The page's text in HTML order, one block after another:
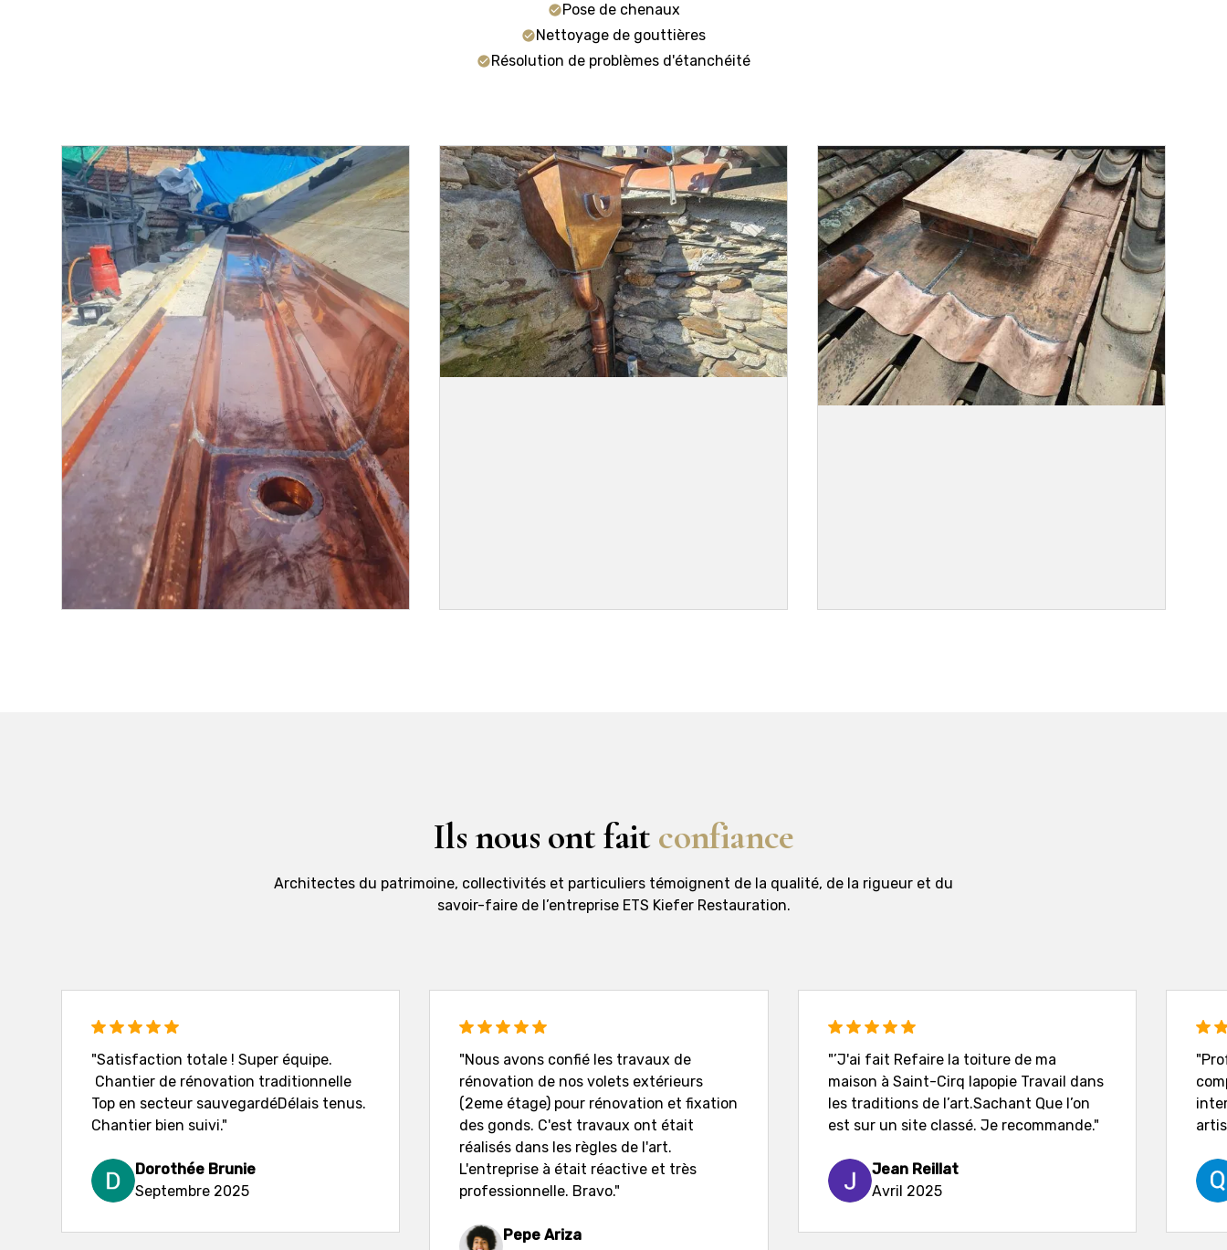
Pose de chenaux
Nettoyage de gouttières
Résolution de problèmes d'étanchéité
Ils nous ont faitconfiance
Architectes du patrimoine, collectivités et particuliers témoignent de la qualité, de la rigueur et du
savoir-faire de l’entreprise ETS Kiefer Restauration.
"Satisfaction totale ! Super équipe.
Chantier de rénovation traditionnelle
Top en secteur sauvegardéDélais tenus.
Chantier bien suivi."
Dorothée Brunie
Septembre 2025
"Nous avons confié les travaux de
rénovation de nos volets extérieurs
(2eme étage) pour rénovation et fixation
des gonds. C'est travaux ont était
réalisés dans les règles de l'art.
L'entreprise à était réactive et très
professionnelle. Bravo."
Pepe Ariza
"’J'ai fait Refaire la toiture de ma
maison à Saint-Cirq lapopie Travail dans
les traditions de l’art.Sachant Que l’on
est sur un site classé. Je recommande."
Jean Reillat
Avril 2025